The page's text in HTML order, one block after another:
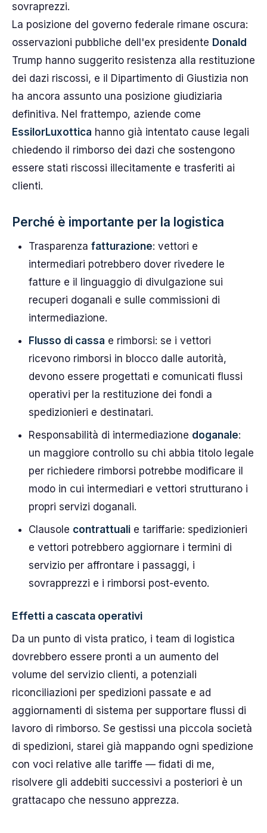
sovraprezzi.
La posizione del governo federale rimane oscura:
osservazioni pubbliche dell'ex presidente Donald
Trump hanno suggerito resistenza alla restituzione
dei dazi riscossi, e il Dipartimento di Giustizia non
ha ancora assunto una posizione giudiziaria
definitiva. Nel frattempo, aziende come
EssilorLuxottica hanno già intentato cause legali
chiedendo il rimborso dei dazi che sostengono
essere stati riscossi illecitamente e trasferiti ai
clienti.
Perché è importante per la logistica
Trasparenza fatturazione: vettori e
intermediari potrebbero dover rivedere le
fatture e il linguaggio di divulgazione sui
recuperi doganali e sulle commissioni di
intermediazione.
Flusso di cassa e rimborsi: se i vettori
ricevono rimborsi in blocco dalle autorità,
devono essere progettati e comunicati flussi
operativi per la restituzione dei fondi a
spedizionieri e destinatari.
Responsabilità di intermediazione doganale:
un maggiore controllo su chi abbia titolo legale
per richiedere rimborsi potrebbe modificare il
modo in cui intermediari e vettori strutturano i
propri servizi doganali.
Clausole contrattuali e tariffarie: spedizionieri
e vettori potrebbero aggiornare i termini di
servizio per affrontare i passaggi, i
sovrapprezzi e i rimborsi post-evento.
Effetti a cascata operativi
Da un punto di vista pratico, i team di logistica
dovrebbero essere pronti a un aumento del
volume del servizio clienti, a potenziali
riconciliazioni per spedizioni passate e ad
aggiornamenti di sistema per supportare flussi di
lavoro di rimborso. Se gestissi una piccola società
di spedizioni, starei già mappando ogni spedizione
con voci relative alle tariffe — fidati di me,
risolvere gli addebiti successivi a posteriori è un
grattacapo che nessuno apprezza.